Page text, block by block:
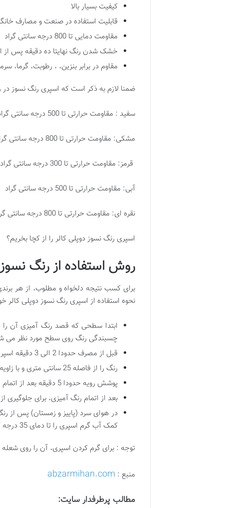
کیفیت بسیار بالا
قابلیت استفاده در صنعت و مصارف
مقاومت دمایی تا 800 درجه سانتی گراد
خشک شدن رنگ نهایتا ده دقیقه پس از
مقاوم در برابر بنزین، ، رطوبت، گرما،
ضمنا لازم به ذکر است که اسپری رنگ نسوز
سفید : مقاومت حرارتی تا 500 درجه سانتی گراد
مشکی: مقاومت حرارتی تا 800 درجه سانتی گراد
قرمز: مقاومت حرارتی تا 300 درجه سانتی گراد
آبی: مقاومت حرارتی تا 500 درجه سانتی گراد
نقره ای: مقاومت حرارتی تا 800 درجه سانتی گراد
اسپری رنگ نسوز دوپلی کالر را از کچا بخریم؟
روش استفاده از رنگ
برای کسب نتیجه دلخواه و مطلوب، از هر
نحوه استفاده از اسپری رنگ نسوز دوپلی کالر
ابتدا سطحی که قصد رنگ آمیزی آن را
چسبندگی رنگ روی سطح مورد نظر می
قبل از مصرف حدودا 2 الی 3 دقیقه اسپری رنگ را تکان دهید تا زمانی که صدای گلوله فلزی داخل رنگ به خوبی شنیده شود.
رنگ را از فاصله 25 سانتی متری و با زاویه 45 یا 60 درجه روی سطح مورد نظر اسپری نمایید.
پوشش رویه حدودا 5 دقیقه بعد از اتمام رنگ آمیزی خشک می شود (در دمای 25 درجه)
بعد از اتمام رنگ آمیزی، برای
در هوای سرد (پاییز و زمستان) پس از
کمک آب گرم اسپری را تا دمای 35 درجه گرم کنید.
توجه : برای گرم کردن اسپری، آن را روی
منبع : abzarmihan.com
مطالب پرطرفدار سایت: